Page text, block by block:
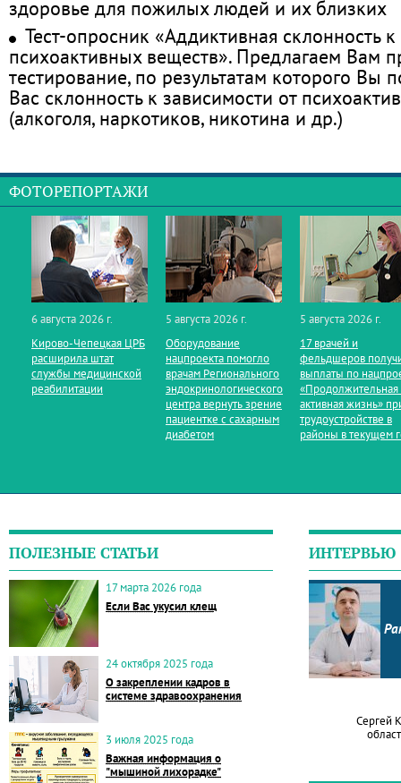
здоровье для пожилых людей и их близких
Тест-опросник «Аддиктивная склонность
психоактивных веществ». Предлагаем Вам
тестирование, по результатам которого Вы
Вас склонность к зависимости от
(алкоголя, наркотиков, никотина и др.)
ФОТОРЕПОРТАЖИ
6 августа 2026 г.
Кирово‑Чепецкая ЦРБ
расширила штат
службы медицинской
реабилитации
5 августа 2026 г.
Оборудование
нацпроекта помогло
врачам Регионального
эндокринологического
центра вернуть зрение
пациентке с сахарным
диабетом
5 августа 2026 г.
17 врачей и
фельдшеров
выплаты по
«Продолжительная
активная жизнь»
трудоустройстве в
районы в текущем
ПОЛЕЗНЫЕ СТАТЬИ
17 марта 2026 года
Если Вас укусил клещ
24 октября 2025 года
О закреплении кадров в
системе здравоохранения
3 июля 2025 года
Важная информация о
"мышиной лихорадке"
ИНТЕРВЬЮ
Сергей